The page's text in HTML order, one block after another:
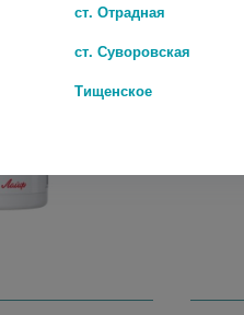
ст. Отрадная
ст. Суворовская
Тищенское